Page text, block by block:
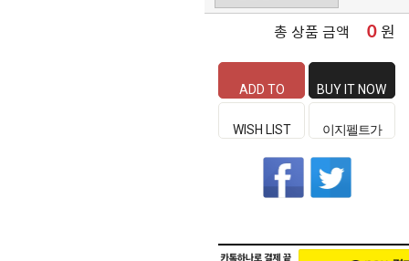
총 상품 금액 0원
ADD TO
CART
BUY IT NOW
WISH LIST 이지펠트가
좋은 이유